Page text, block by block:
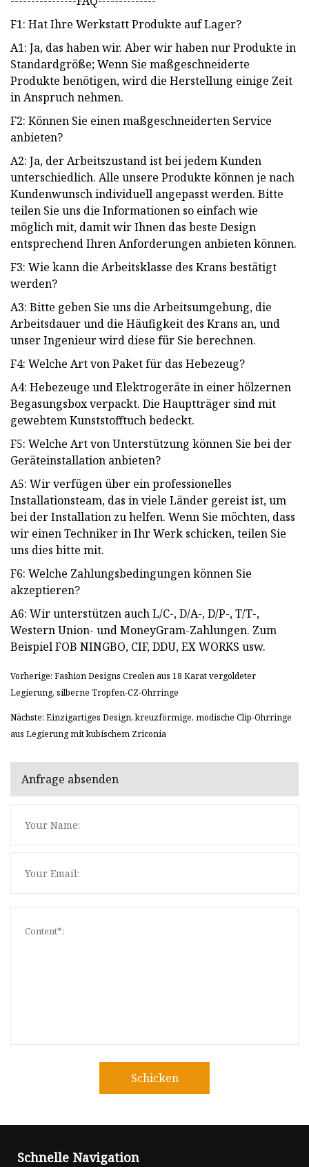
F1: Hat Ihre Werkstatt Produkte auf Lager?
A1: Ja, das haben wir. Aber wir haben nur Produkte in
Standardgröße; Wenn Sie maßgeschneiderte
Produkte benötigen, wird die Herstellung einige Zeit
in Anspruch nehmen.
F2: Können Sie einen maßgeschneiderten Service
anbieten?
A2: Ja, der Arbeitszustand ist bei jedem Kunden
unterschiedlich. Alle unsere Produkte können je nach
Kundenwunsch individuell angepasst werden. Bitte
teilen Sie uns die Informationen so einfach wie
möglich mit, damit wir Ihnen das beste Design
entsprechend Ihren Anforderungen anbieten können.
F3: Wie kann die Arbeitsklasse des Krans bestätigt
werden?
A3: Bitte geben Sie uns die Arbeitsumgebung, die
Arbeitsdauer und die Häufigkeit des Krans an, und
unser Ingenieur wird diese für Sie berechnen.
F4: Welche Art von Paket für das Hebezeug?
A4: Hebezeuge und Elektrogeräte in einer hölzernen
Begasungsbox verpackt. Die Hauptträger sind mit
gewebtem Kunststofftuch bedeckt.
F5: Welche Art von Unterstützung können Sie bei der
Geräteinstallation anbieten?
A5: Wir verfügen über ein professionelles
Installationsteam, das in viele Länder gereist ist, um
bei der Installation zu helfen. Wenn Sie möchten, dass
wir einen Techniker in Ihr Werk schicken, teilen Sie
uns dies bitte mit.
F6: Welche Zahlungsbedingungen können Sie
akzeptieren?
A6: Wir unterstützen auch L/C-, D/A-, D/P-, T/T-,
Western Union- und MoneyGram-Zahlungen. Zum
Beispiel FOB NINGBO, CIF, DDU, EX WORKS usw.
Vorherige: Fashion Designs Creolen aus 18 Karat vergoldeter
Legierung, silberne Tropfen-CZ-Ohrringe
Nächste: Einzigartiges Design, kreuzförmige, modische Clip-Ohrringe
aus Legierung mit kubischem Zriconia
Anfrage absenden
Schicken
Schnelle Navigation